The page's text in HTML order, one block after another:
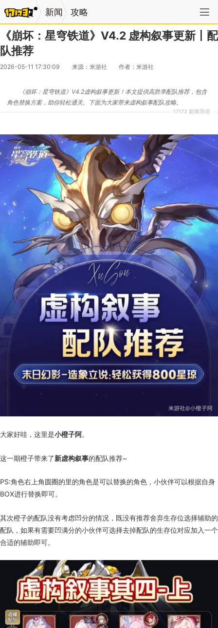
新闻 攻略
《崩坏：星穹铁道》V4.2 虚构叙事更新丨配
队推荐
2026-05-11 17:30:09 来源：米游社 作者：米游社
17173 新闻导语
《崩坏：星穹铁道》V4.2虚构叙事更新！本文提供高胜率配队推荐，包含
角色替换方案，助你轻松通关。下面为大家带来虚构叙事配队攻略。
大家好哇，这里是小橙子阿。
这一期橙子带来了新虚构叙事的配队推荐~
PS:角色右上角圆圈的里的角色是可以替换的角色，小伙伴可以根据自身
BOX进行替换即可。
其次橙子的配队没有考虑凹分的情况，既没有推荐舍弃生存位选择辅助的
配队，如果有需要凹满分的小伙伴可选择去掉配队的生存位对应加入一个
合适的辅助即可。